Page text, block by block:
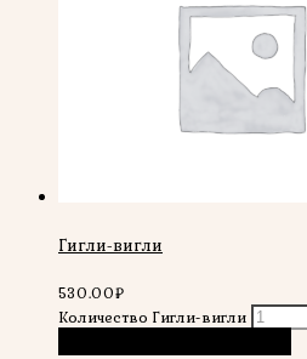
Гигли-вигли
530.00₽
Количество Гигли-вигли